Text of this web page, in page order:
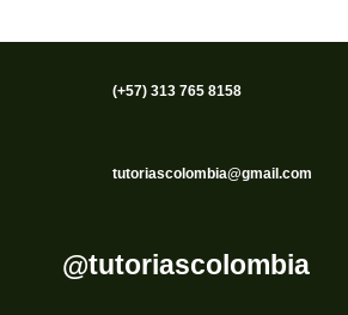
(+57) 313 765 8158
tutoriascolombia@gmail.com
@tutoriascolombia